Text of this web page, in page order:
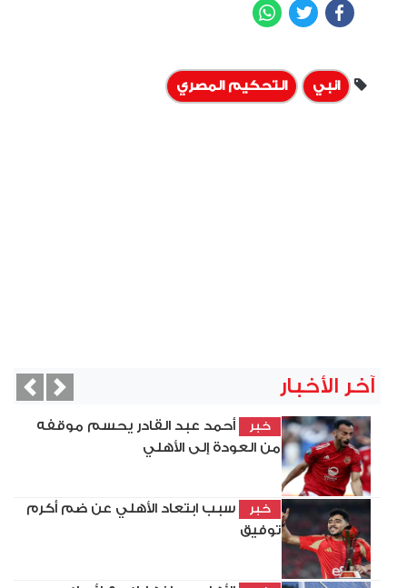
Facebook
Twitter
انبي التحكيم المصري
آخر الأخبار
خبر
أحمد عبد القادر يحسم موقفه
من العودة إلى الأهلي
خبر
سبب ابتعاد الأهلي عن ضم أكرم
توفيق
Next